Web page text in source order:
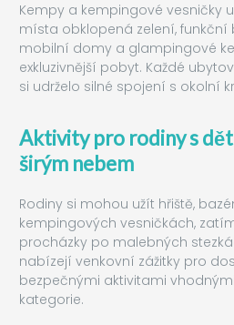
Kempy a kempingové vesničky
místa obklopená zelení, funkční
mobilní domy a glampingové
exkluzivnější pobyt. Každé
si udrželo silné spojení s okolní
Aktivity pro rodiny s
širým nebem
Rodiny si mohou užít hřiště,
kempingových vesničkách,
procházky po malebných
nabízejí venkovní zážitky pro
bezpečnými aktivitami
kategorie.